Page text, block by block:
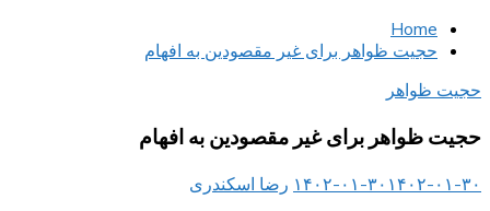
Home
حجیت ظواهر برای غیر مقصودین به افهام
حجیت ظواهر
حجیت ظواهر برای غیر مقصودین به افهام
۱۴۰۲-۰۱-۳۰ ۱۴۰۲-۰۱-۳۰
رضا اسکندری